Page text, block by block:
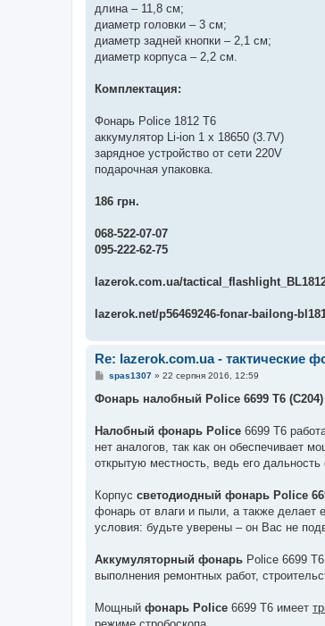
длина – 11,8 см;
диаметр головки – 3 см;
диаметр задней кнопки – 2,1 см;
диаметр корпуса – 2,2 см.
Комплектация:
Фонарь Police 1812 T6
аккумулятор Li-ion 1 х 18650 (3.7V)
зарядное устройство от сети 220V
подарочная упаковка.
186 грн.
068-522-07-07
095-222-62-75
lazerok.com.ua/
lazerok.net/p56469246-fonar-bailong-
Re: lazerok.com.ua - тактические
П
в
о
л
е
я
spas1307» 22 серпня 2016, 12:59
Фонарь налобный Police 6699 T6 (C204)
Налобный фонарь Police 6699 T6
нет аналогов, так как он обеспечивает
открытую местность, ведь его
Корпус светодиодный фонарь Police
фонарь от влаги и пыли, а также делает
условия: будьте уверены – он Вас не
Аккумуляторный фонарь Police 6699
выполнения ремонтных работ,
Мощный фонарь Police 6699 T6 имеет